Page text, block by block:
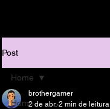
Post
Home
Home
brothergamer
2 de abr. 2 min de leitura